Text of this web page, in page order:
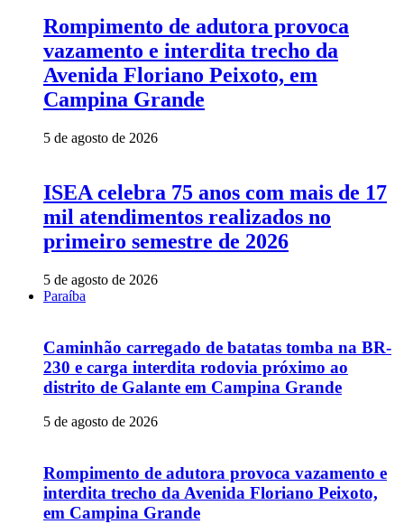
Rompimento de adutora provoca
vazamento e interdita trecho da
Avenida Floriano Peixoto, em
Campina Grande
5 de agosto de 2026
ISEA celebra 75 anos com mais de 17
mil atendimentos realizados no
primeiro semestre de 2026
5 de agosto de 2026
Paraíba
Caminhão carregado de batatas tomba na BR-
230 e carga interdita rodovia próximo ao
distrito de Galante em Campina Grande
5 de agosto de 2026
Rompimento de adutora provoca vazamento e
interdita trecho da Avenida Floriano Peixoto,
em Campina Grande